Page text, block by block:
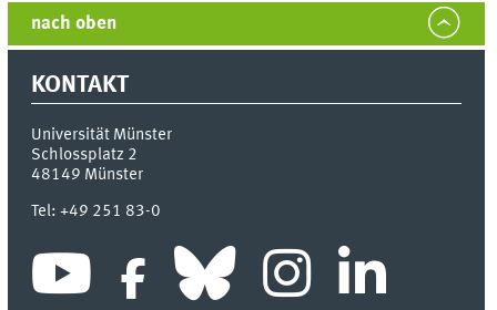
nach oben
KONTAKT
Universität Münster
Schlossplatz 2
48149 Münster
Tel:+49 251 83-0